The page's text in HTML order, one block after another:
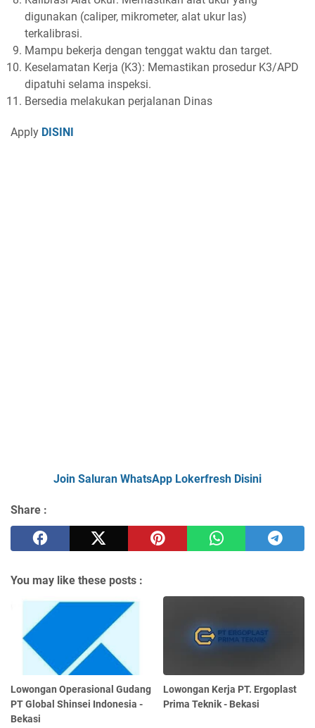
digunakan (caliper, mikrometer, alat ukur las)
terkalibrasi.
Mampu bekerja dengan tenggat waktu dan target.
Keselamatan Kerja (K3): Memastikan prosedur K3/APD
dipatuhi selama inspeksi.
Bersedia melakukan perjalanan Dinas
Apply DISINI
Join Saluran WhatsApp Lokerfresh Disini
Share :
You may like these posts :
Lowongan Operasional Gudang
PT Global Shinsei Indonesia -
Bekasi
Lowongan Kerja PT. Ergoplast
Prima Teknik - Bekasi